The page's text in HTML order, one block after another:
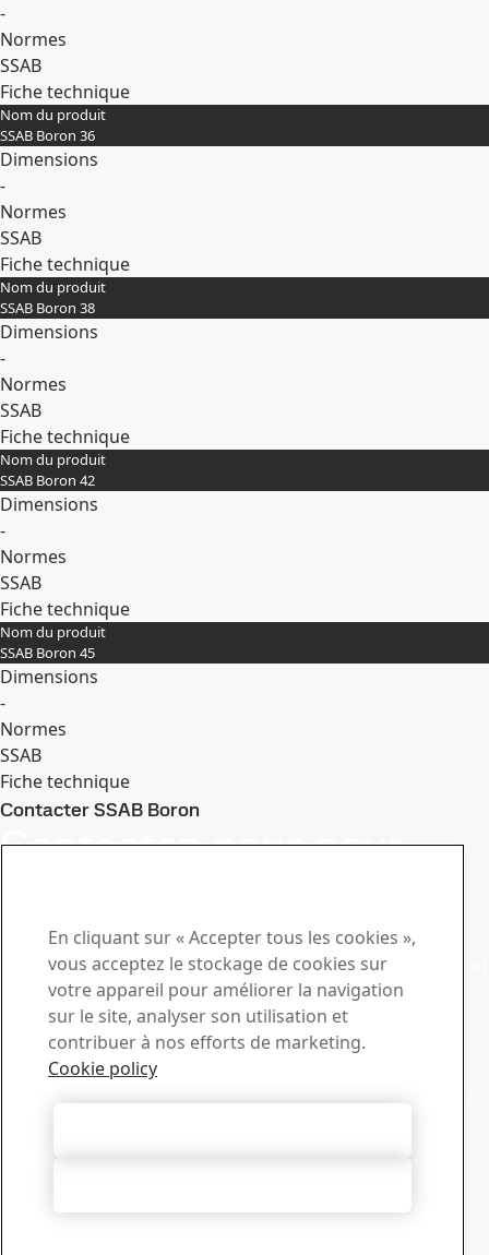
-
Normes
SSAB
Fiche technique
Développer
Nom du produit
SSAB Boron 36
Dimensions
-
Normes
SSAB
Fiche technique
Développer
Nom du produit
SSAB Boron 38
Dimensions
-
Normes
SSAB
Fiche technique
Développer
Nom du produit
SSAB Boron 42
Dimensions
-
Normes
SSAB
Fiche technique
Développer
Nom du produit
SSAB Boron 45
Dimensions
-
Normes
SSAB
Fiche technique
Développer
Contacter SSAB Boron
Contactez-nous pour
Centre de téléchargement
Recherchez et téléchargez des brochures, des certificats et
autres documents SSAB.
Accéder aux téléchargements
Ventes
Contactez notre service d’assistance commerciale pour
toute demande de renseignements ou d’informations sur
Support technique
En cliquant sur « Accepter tous les cookies »,
vous acceptez le stockage de cookies sur
votre appareil pour améliorer la navigation
sur le site, analyser son utilisation et
contribuer à nos efforts de marketing.
Cookie policy